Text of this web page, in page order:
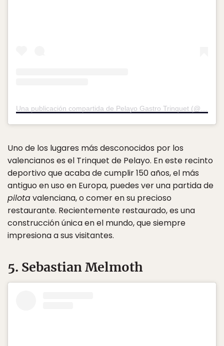
Uno de los lugares más desconocidos por los
valencianos es el Trinquet de Pelayo. En este recinto
deportivo que acaba de cumplir 150 años, el más
antiguo en uso en Europa, puedes ver una partida de
pilotavalenciana, o comer en su precioso
restaurante. Recientemente restaurado, es una
construcción única en el mundo, que siempre
impresiona a sus visitantes.
5. Sebastian Melmoth